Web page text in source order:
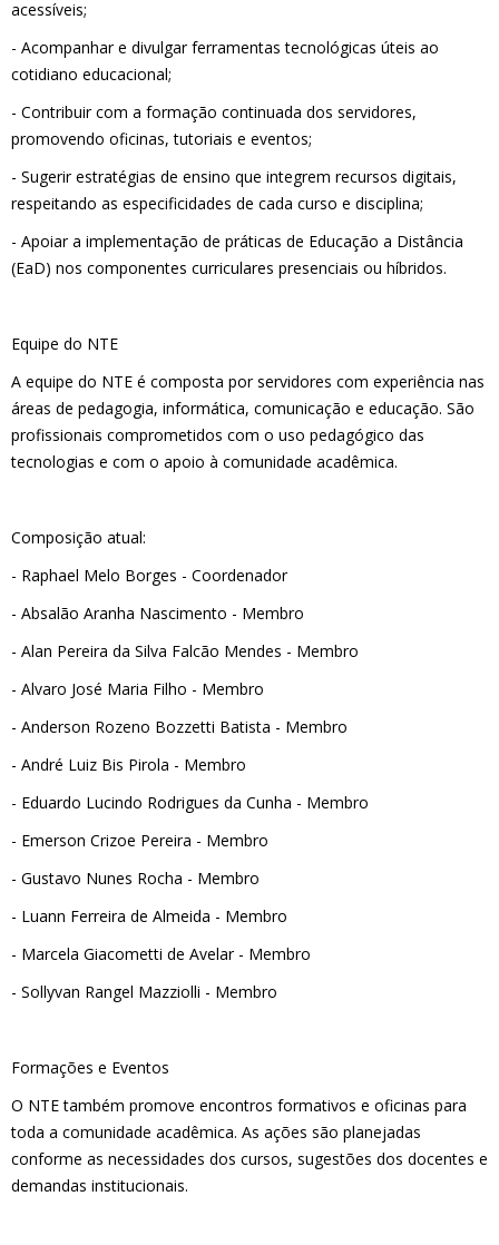
acessíveis;
- Acompanhar e divulgar ferramentas tecnológicas úteis ao
cotidiano educacional;
- Contribuir com a formação continuada dos servidores,
promovendo oficinas, tutoriais e eventos;
- Sugerir estratégias de ensino que integrem recursos digitais,
respeitando as especificidades de cada curso e disciplina;
- Apoiar a implementação de práticas de Educação a Distância
(EaD) nos componentes curriculares presenciais ou híbridos.
Equipe do NTE
A equipe do NTE é composta por servidores com experiência nas
áreas de pedagogia, informática, comunicação e educação. São
profissionais comprometidos com o uso pedagógico das
tecnologias e com o apoio à comunidade acadêmica.
Composição atual:
- Raphael Melo Borges - Coordenador
- Absalão Aranha Nascimento - Membro
- Alan Pereira da Silva Falcão Mendes - Membro
- Alvaro José Maria Filho - Membro
- Anderson Rozeno Bozzetti Batista - Membro
- André Luiz Bis Pirola - Membro
- Eduardo Lucindo Rodrigues da Cunha - Membro
- Emerson Crizoe Pereira - Membro
- Gustavo Nunes Rocha - Membro
- Luann Ferreira de Almeida - Membro
- Marcela Giacometti de Avelar - Membro
- Sollyvan Rangel Mazziolli - Membro
Formações e Eventos
O NTE também promove encontros formativos e oficinas para
toda a comunidade acadêmica. As ações são planejadas
conforme as necessidades dos cursos, sugestões dos docentes e
demandas institucionais.